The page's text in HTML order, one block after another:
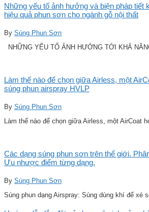
Những yếu tố ảnh hưởng và biện pháp tiết
hiệu quả phun sơn cho ngành gỗ nội thất
By Súng Phun Sơn
NHỮNG YẾU TỐ ẢNH HƯỞNG TỚI KHẢ
Làm thế nào để chọn giữa Airless, một
súng phun airspray HVLP
By Súng Phun Sơn
Làm thế nào để chọn giữa Airless, một AirCoat
Các dạng súng phun sơn trên thế giới.
Ưu nhược điểm từng dạng.
By Súng Phun Sơn
Súng phun dạng Airspray: Súng dùng khí để xé